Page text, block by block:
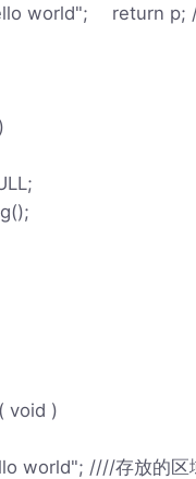
world"; return p;
void )
world"; ////存放的区